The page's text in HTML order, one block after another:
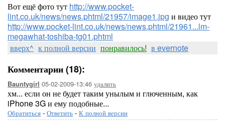
Вот ещё фото тут http://www.pocket-
lint.co.uk/news/news.phtml/21957/image1.jpg и видео тут
http://www.pocket-lint.co.uk/news/news.phtml/21961...lm-
megawhat-toshiba-tg01.phtml
вверх^ к полной версии понравилось! в evernote
Комментарии (18):
Bauntygirl 05-02-2009-13:46 удалить
хм... если он не будет таким унылым и глюченным, как
iPhone 3G и ему подобные...
Обратиться - Ответить - К полной версии